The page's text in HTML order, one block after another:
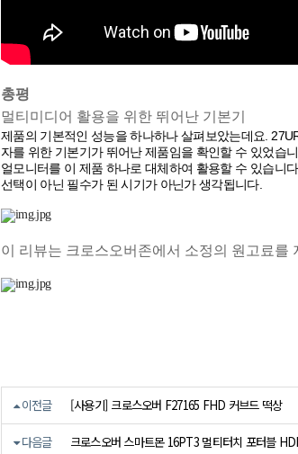
총평
멀티미디어 활용을 위한 뛰어난 기본기
제품의 기본적인 성능을 하나하나 살펴보았는데요.
자를 위한 기본기가 뛰어난 제품임을 확인할 수 있었습
얼모니터를 이 제품 하나로 대체하여 활용할 수 있습니
선택이 아닌 필수가 된 시기가 아닌가 생각됩니다.
이 리뷰는 크로스오버존에서 소정의 원고료를
이전글 [사용기] 크로스오버 F27165 FHD 커브드 떡상
다음글 크로스오버 스마트몬 16PT3 멀티터치 포터블